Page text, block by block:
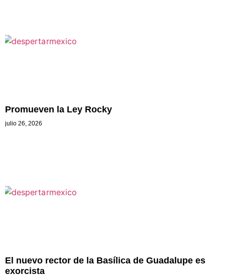
Promueven la Ley Rocky
julio 26, 2026
El nuevo rector de la Basílica de Guadalupe es
exorcista